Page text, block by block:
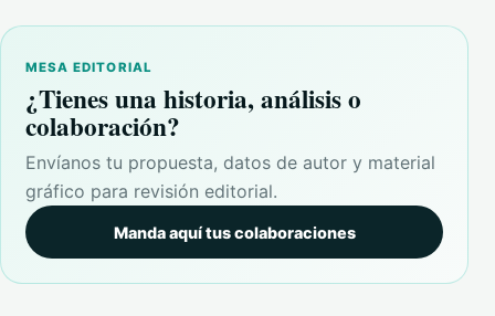
MESA EDITORIAL
¿Tienes una historia, análisis o
colaboración?
Envíanos tu propuesta, datos de autor y material
gráfico para revisión editorial.
Manda aquí tus colaboraciones